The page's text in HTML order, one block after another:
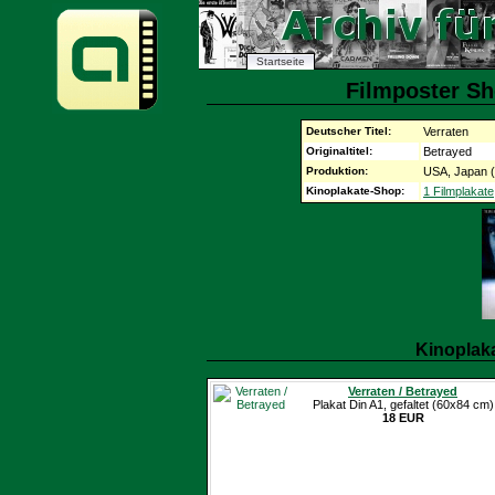
Startseite
Filmposter
Deutscher Titel: Verraten
Originaltitel: Betrayed
Produktion: USA, Japan
Kinoplakate-Shop: 1 Filmplakate
Verraten / Betrayed
Plakat Din A1, gefaltet (60x84 cm)
18 EUR